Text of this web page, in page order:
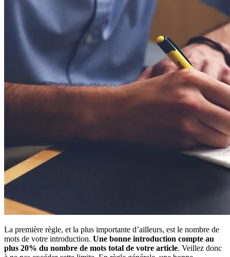
La première règle, et la plus importante d’ailleurs, est le nombre de
mots de votre introduction. Une bonne introduction compte au
plus 20% du nombre de mots total de votre article. Veillez donc